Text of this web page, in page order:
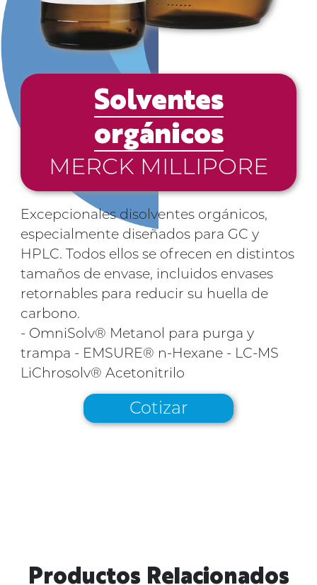
Solventes
orgánicos
MERCK MILLIPORE
Excepcionales disolventes orgánicos,
especialmente diseñados para GC y
HPLC. Todos ellos se ofrecen en distintos
tamaños de envase, incluidos envases
retornables para reducir su huella de
carbono.
- OmniSolv® Metanol para purga y
trampa - EMSURE® n-Hexane - LC-MS
LiChrosolv® Acetonitrilo
Cotizar
Productos Relacionados